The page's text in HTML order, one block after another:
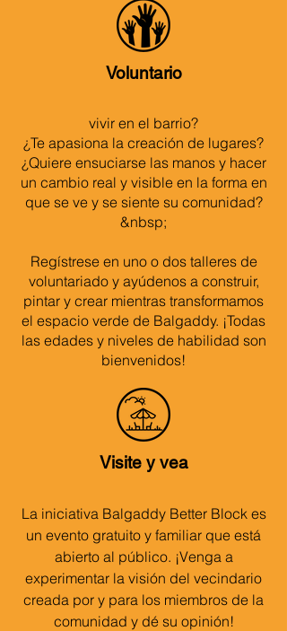
Voluntario
vivir en el barrio?
¿Te apasiona la creación de lugares?
¿Quiere ensuciarse las manos y hacer
un cambio real y visible en la forma en
que se ve y se siente su comunidad?
&nbsp;
Regístrese en uno o dos talleres de
voluntariado y ayúdenos a construir,
pintar y crear mientras transformamos
el espacio verde de Balgaddy. ¡Todas
las edades y niveles de habilidad son
bienvenidos!
Visite y vea
La iniciativa Balgaddy Better Block es
un evento gratuito y familiar que está
abierto al público. ¡Venga a
experimentar la visión del vecindario
creada por y para los miembros de la
comunidad y dé su opinión!